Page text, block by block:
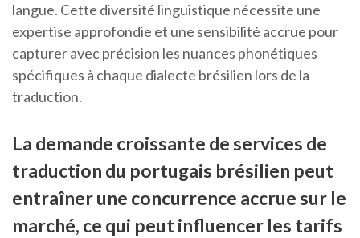
langue. Cette diversité linguistique nécessite une
expertise approfondie et une sensibilité accrue pour
capturer avec précision les nuances phonétiques
spécifiques à chaque dialecte brésilien lors de la
traduction.
La demande croissante de services de
traduction du portugais brésilien peut
entraîner une concurrence accrue sur le
marché, ce qui peut influencer les tarifs